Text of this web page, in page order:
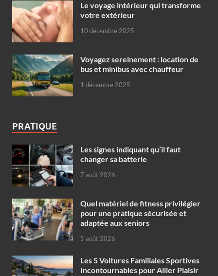
Le voyage intérieur qui transforme
votre extérieur
10 décembre 2025
Voyagez sereinement : location de
bus et minibus avec chauffeur
1 décembre 2025
PRATIQUE
Les signes indiquant qu’il faut
changer sa batterie
7 août 2026
Quel matériel de fitness privilégier
pour une pratique sécurisée et
adaptée aux seniors
5 août 2026
Les 5 Voitures Familiales Sportives
Incontournables pour Allier Plaisir